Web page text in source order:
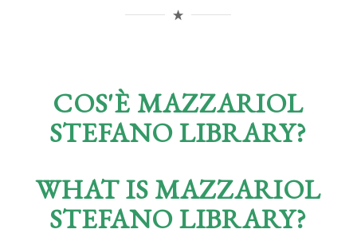
COS'È MAZZARIOL
STEFANO LIBRARY?
WHAT IS MAZZARIOL
STEFANO LIBRARY?